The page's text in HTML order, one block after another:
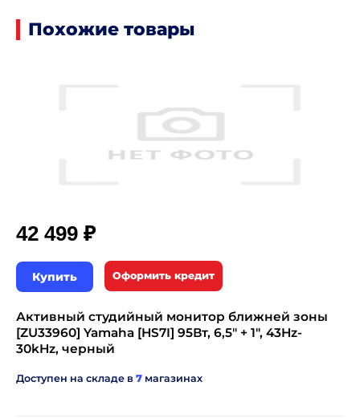
Похожие товары
42 499 ₽
Купить Оформить кредит
Активный студийный монитор ближней зоны
[ZU33960] Yamaha [HS7I] 95Вт, 6,5" + 1", 43Hz-
30kHz, черный
Доступен на складе в 7 магазинах